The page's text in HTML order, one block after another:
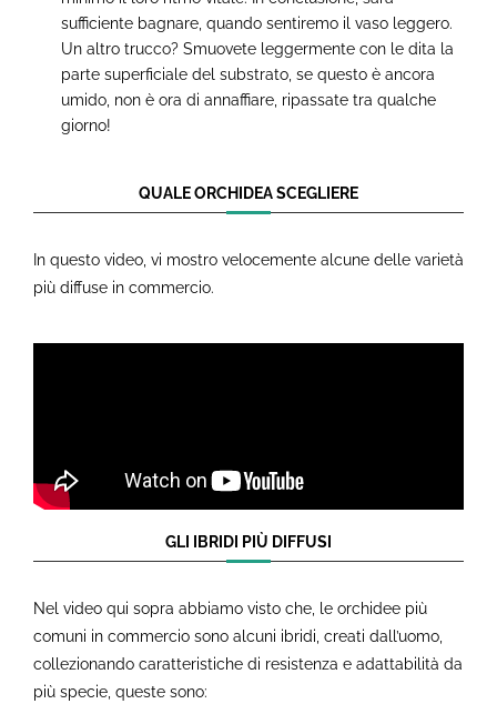
sufficiente bagnare, quando sentiremo il vaso leggero.
Un altro trucco? Smuovete leggermente con le dita la
parte superficiale del substrato, se questo è ancora
umido, non è ora di annaffiare, ripassate tra qualche
giorno!
QUALE ORCHIDEA SCEGLIERE
In questo video, vi mostro velocemente alcune delle varietà
più diffuse in commercio.
GLI IBRIDI PIÙ DIFFUSI
Nel video qui sopra abbiamo visto che, le orchidee più
comuni in commercio sono alcuni ibridi, creati dall’uomo,
collezionando caratteristiche di resistenza e adattabilità da
più specie, queste sono: